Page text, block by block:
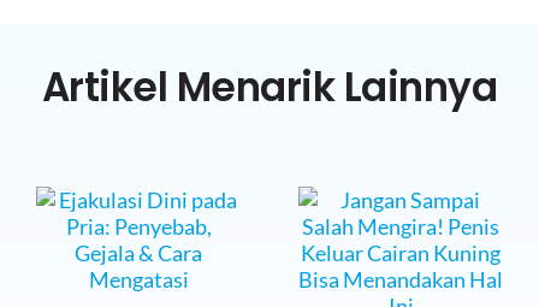
Artikel Menarik Lainnya